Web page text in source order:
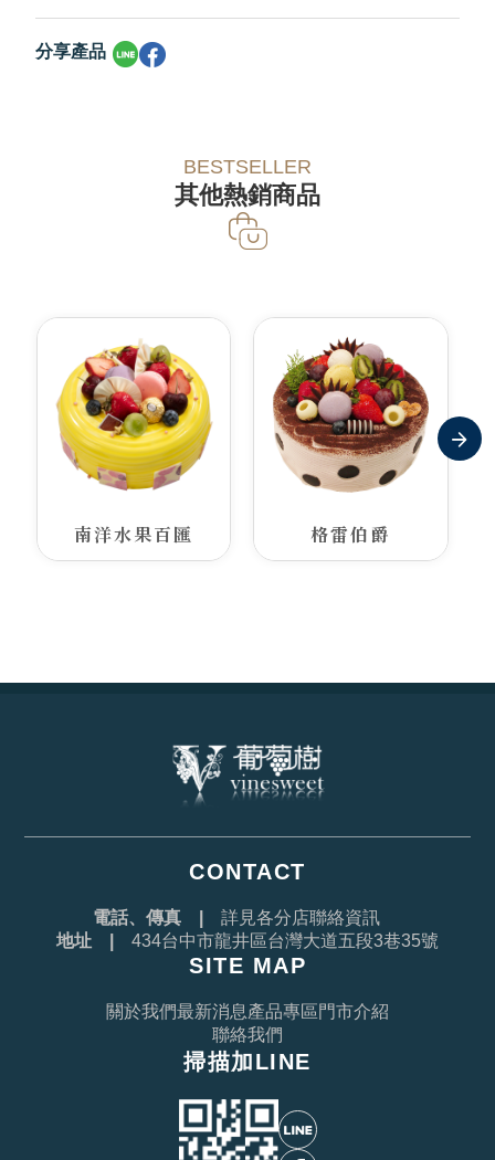
分享產品
BESTSELLER
其他熱銷商品
南洋水果百匯 格雷伯爵
CONTACT
電話、傳真 | 詳見各分店聯絡資訊
地址 | 434台中市龍井區台灣大道五段3巷35號
SITE MAP
關於我們最新消息產品專區門市介紹
聯絡我們
掃描加LINE